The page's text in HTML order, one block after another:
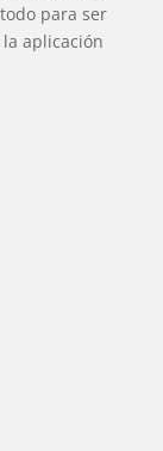
para ser
aplicación